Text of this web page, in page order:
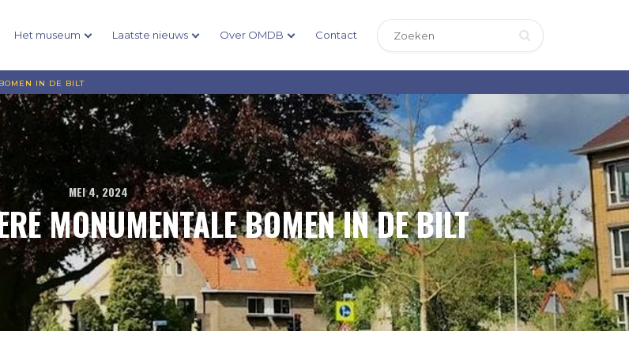
Het museum Laatste nieuws Over OMDB Contact
IN DE BILT
MEI 4, 2024
MONUMENTALE BOMEN IN DE BILT